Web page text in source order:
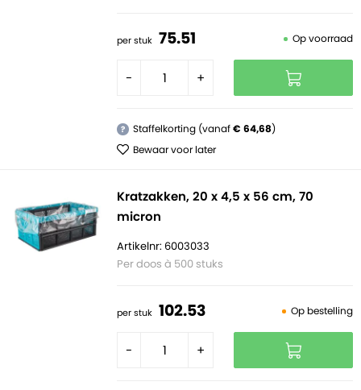
per stuk 75.51 Op voorraad
- +
? Staffelkorting (vanaf€ 64,68)
Bewaar voor later
Kratzakken, 20 x 4,5 x 56 cm, 70
micron
Artikelnr: 6003033
Per doos à 500 stuks
per stuk 102.53 Op bestelling
- +